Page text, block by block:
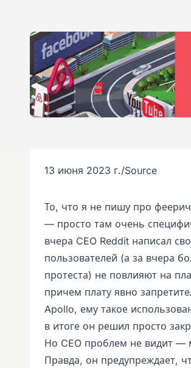
13 июня 2023 г./Source
То, что я не пишу про
— просто там очень
вчера CEO Reddit написал
пользователей (а за вчера
протеста) не повлияют на
причем плату явно
Apollo, ему такое
в итоге он решил просто
Но CEO проблем не видит —
Правда, он предупреждает,